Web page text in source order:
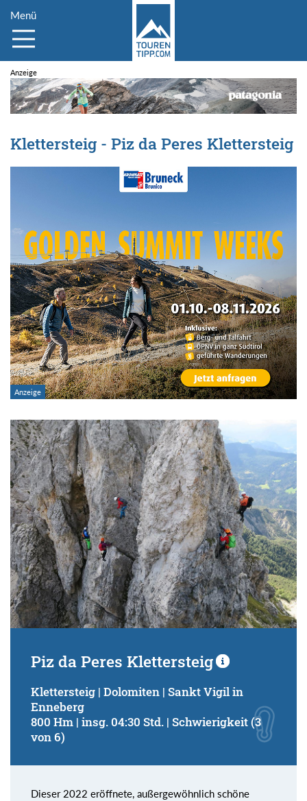
Menü
Klettersteig - Piz da Peres Klettersteig
Piz da Peres Klettersteig
Klettersteig | Dolomiten | Sankt Vigil in
Enneberg
800 Hm | insg. 04:30 Std. | Schwierigkeit (3
von 6)
Dieser 2022 eröffnete, außergewöhnlich schöne